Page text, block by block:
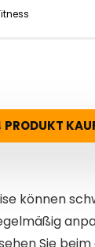
PRODUKT
können
Sie